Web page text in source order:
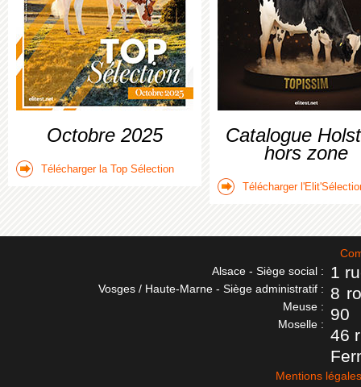
Octobre 2025
Télécharger la Top Sélection
Catalogue
hors zone
Télécharger
Alsace - Siège social :
Vosges / Haute-Marne - Siège administratif :
Meuse :
Moselle :
1
8
90
46
Mentions légales